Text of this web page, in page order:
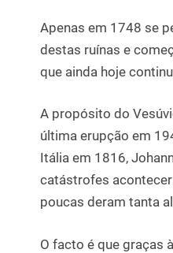
Apenas em 1748 se
destas ruínas e
que ainda hoje
A propósito do
última erupção em
Itália em 1816,
catástrofes
poucas deram tanta
O facto é que graças